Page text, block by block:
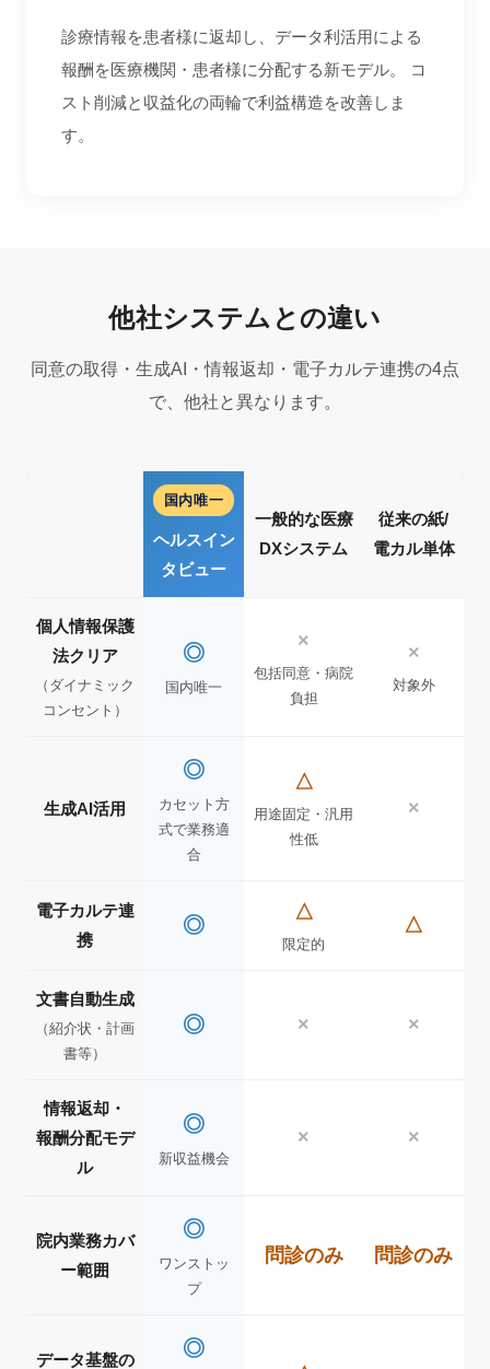
診療情報を患者様に返却し、データ利活用による
報酬を医療機関・患者様に分配する新モデル。 コ
スト削減と収益化の両輪で利益構造を改善しま
す。
他社システムとの違い
同意の取得・生成AI・情報返却・電子カルテ連携の4点
で、他社と異なります。
国内唯一
ヘルスイン
タビュー
一般的な医療
DXシステム
従来の紙/
電カル単体
個人情報保護
法クリア
（ダイナミック
コンセント）
◎
国内唯一
×
包括同意・病院
負担
×
対象外
生成AI活用
◎
カセット方
式で業務適
合
△
用途固定・汎用
性低
×
電子カルテ連
携
◎
△
限定的
△
文書自動生成
（紹介状・計画
書等）
◎ × ×
情報返却・
報酬分配モデ
ル
◎
新収益機会
× ×
院内業務カバ
ー範囲
◎
ワンストッ
プ
問診のみ 問診のみ
データ基盤の
◎